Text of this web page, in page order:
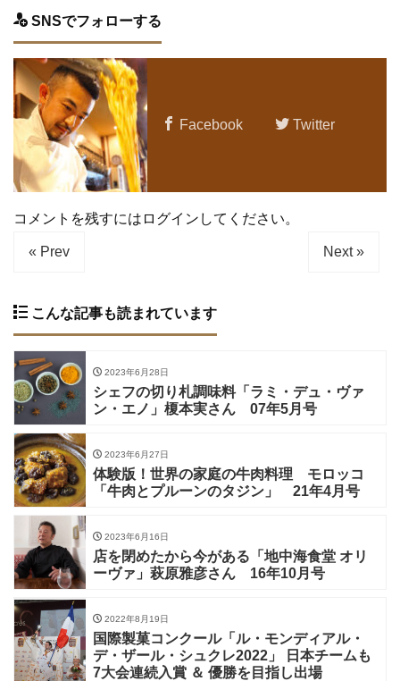
SNSでフォローする
Facebook Twitter
コメントを残すにはログインしてください。
« Prev Next »
こんな記事も読まれています
2023年6月28日
シェフの切り札調味料「ラミ・デュ・ヴァ
ン・エノ」榎本実さん 07年5月号
2023年6月27日
体験版！世界の家庭の牛肉料理 モロッコ
「牛肉とプルーンのタジン」 21年4月号
2023年6月16日
店を閉めたから今がある「地中海食堂 オリ
ーヴァ」萩原雅彦さん 16年10月号
2022年8月19日
国際製菓コンクール「ル・モンディアル・
デ・ザール・シュクレ2022」 日本チームも
7大会連続入賞 ＆ 優勝を目指し出場